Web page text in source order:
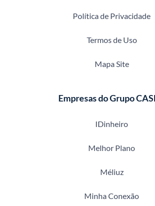
Política de Privacidade
Termos de Uso
Mapa Site
Empresas do Grupo
IDinheiro
Melhor Plano
Méliuz
Minha Conexão